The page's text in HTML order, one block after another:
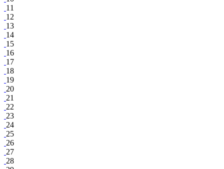
11
12
13
14
15
16
17
18
19
20
21
22
23
24
25
26
27
28